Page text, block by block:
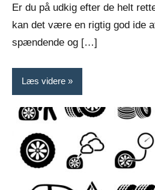
Er du på udkig efter de helt
kan det være en rigtig god ide
spændende og […]
Læs videre